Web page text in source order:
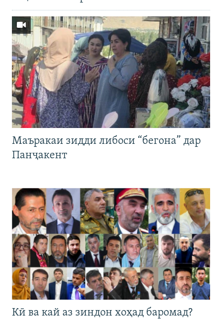
Маъракаи зидди либоси “бегона” дар
Панҷакент
Кӣ ва кай аз зиндон хоҳад баромад?